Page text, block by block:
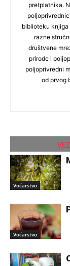
pretplatnika.
biblioteku
razne
društvene
prirode i
poljoprivredni
od prvog
Voćarstvo
Voćarstvo